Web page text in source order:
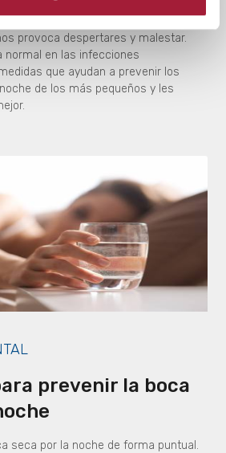
provoca despertares y malestar.
normal en las infecciones
que ayudan a prevenir los
de los más pequeños y les
prevenir la boca
seca por la noche de forma puntual.